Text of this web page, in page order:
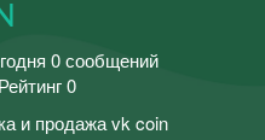
0 сообщений
0
и продажа vk coin